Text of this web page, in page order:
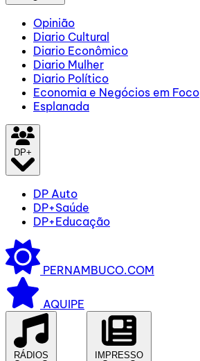
Opinião
Diario Cultural
Diario Econômico
Diario Mulher
Diario Político
Economia e Negócios em Foco
Esplanada
DP+
DP Auto
DP+Saúde
DP+Educação
PERNAMBUCO.COM
AQUIPE
RÁDIOS IMPRESSO